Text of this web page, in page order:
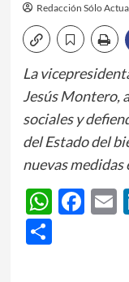
Redacción Sólo
La
Jesús Montero,
sociales y
del Estado del
nuevas medidas
Share